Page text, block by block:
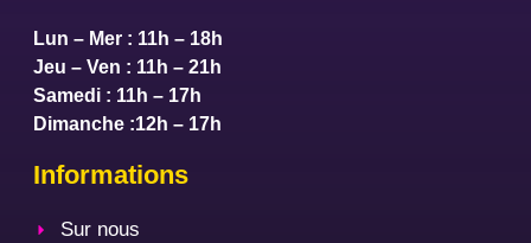
Lun – Mer : 11h – 18h
Jeu – Ven : 11h – 21h
Samedi : 11h – 17h
Dimanche :12h – 17h
Informations
Sur nous